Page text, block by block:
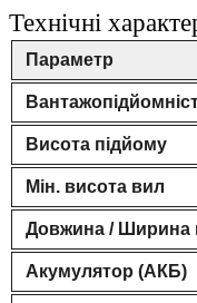
Технічні
Параметр
Висота підйому
Мін. висота вил
Довжина / Ширина
Акумулятор (АКБ)